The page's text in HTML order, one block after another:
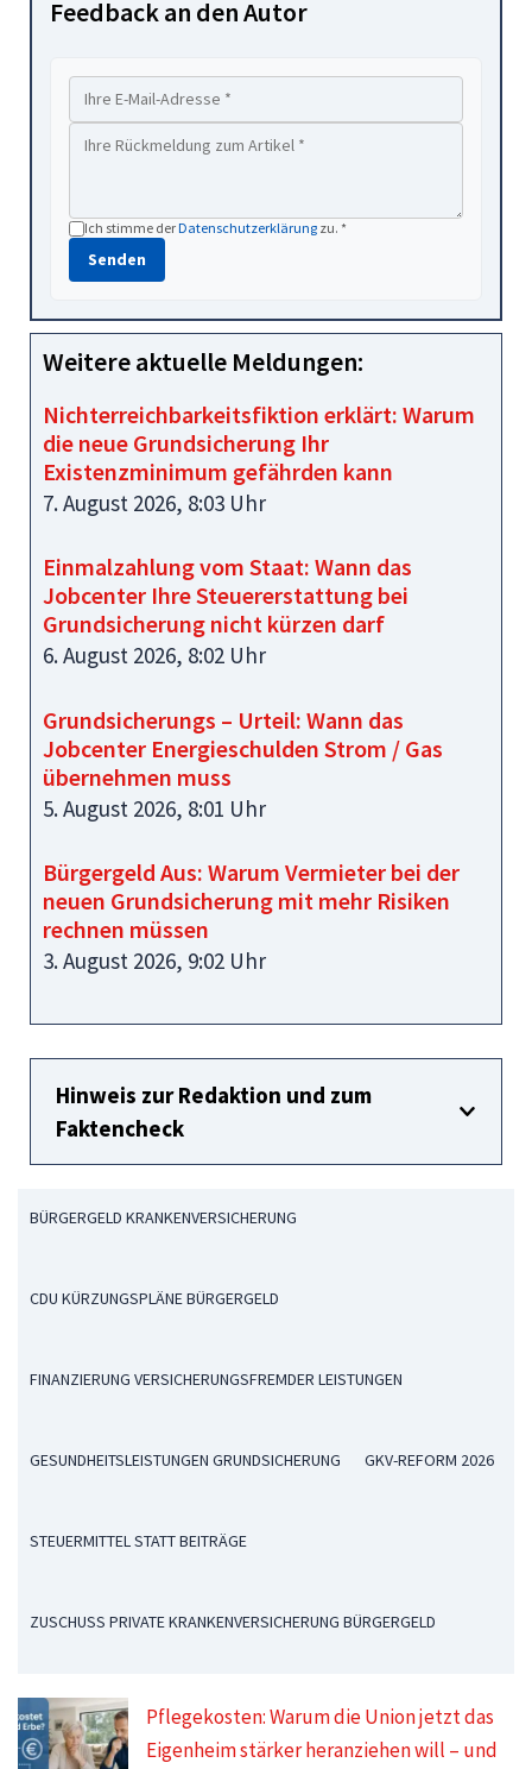
Feedback an den Autor
Ich stimme derDatenschutzerklärung zu. *
Senden
Weitere aktuelle Meldungen:
Nichterreichbarkeitsfiktion erklärt: Warum
die neue Grundsicherung Ihr
Existenzminimum gefährden kann
7. August 2026, 8:03 Uhr
Einmalzahlung vom Staat: Wann das
Jobcenter Ihre Steuererstattung bei
Grundsicherung nicht kürzen darf
6. August 2026, 8:02 Uhr
Grundsicherungs – Urteil: Wann das
Jobcenter Energieschulden Strom / Gas
übernehmen muss
5. August 2026, 8:01 Uhr
Bürgergeld Aus: Warum Vermieter bei der
neuen Grundsicherung mit mehr Risiken
rechnen müssen
3. August 2026, 9:02 Uhr
Hinweis zur Redaktion und zum
Faktencheck
BÜRGERGELD KRANKENVERSICHERUNG
CDU KÜRZUNGSPLÄNE BÜRGERGELD
FINANZIERUNG VERSICHERUNGSFREMDER LEISTUNGEN
GESUNDHEITSLEISTUNGEN GRUNDSICHERUNG GKV-REFORM 2026
STEUERMITTEL STATT BEITRÄGE
ZUSCHUSS PRIVATE KRANKENVERSICHERUNG BÜRGERGELD
Pflegekosten: Warum die Union jetzt das
Eigenheim stärker heranziehen will – und